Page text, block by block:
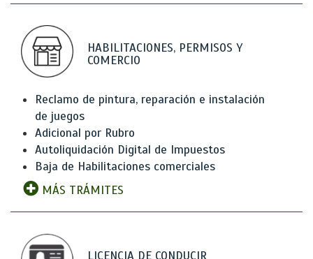
HABILITACIONES, PERMISOS Y
COMERCIO
Reclamo de pintura, reparación e instalación
de juegos
Adicional por Rubro
Autoliquidación Digital de Impuestos
Baja de Habilitaciones comerciales
MÁS TRÁMITES
LICENCIA DE CONDUCIR